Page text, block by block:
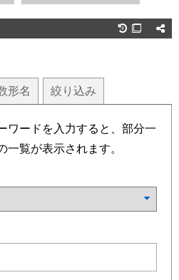

形名 絞り込み
ワードを入力すると、部分一
一覧が表示されます。